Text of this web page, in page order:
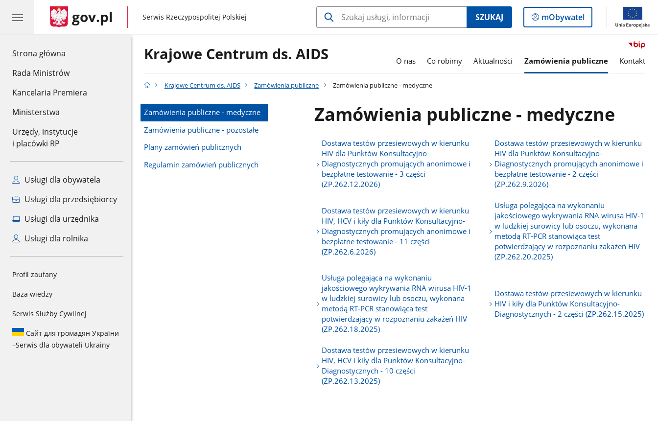
Strona główna
Rada Ministrów
Kancelaria Premiera
Ministerstwa
Urzędy, instytucje
i placówki RP
Usługi dla obywatela
Usługi dla przedsiębiorcy
Usługi dla urzędnika
Usługi dla rolnika
Profil zaufany
Baza wiedzy
Serwis Służby Cywilnej
Сайт для громадян України
–Serwis dla obywateli Ukrainy
gov.pl gov.pl
Serwis Rzeczypospolitej Polskiej SZUKAJ
Logowanie
do
mObywatel
Krajowe Centrum ds. AIDS O nas Co robimy Aktualności Zamówienia publiczne Kontakt
Krajowe Centrum ds. AIDS Zamówienia publiczne Zamówienia publiczne - medyczne
Zamówienia publiczne - medyczne
Zamówienia publiczne - pozostałe
Plany zamówień publicznych
Regulamin zamówień publicznych
Zamówienia publiczne - medyczne
Dostawa testów przesiewowych w kierunku
HIV dla Punktów Konsultacyjno-
Diagnostycznych promujących anonimowe i
bezpłatne testowanie - 3 części
(ZP.262.12.2026)
Dostawa testów przesiewowych w kierunku
HIV dla Punktów Konsultacyjno-
Diagnostycznych promujących anonimowe i
bezpłatne testowanie - 2 części
(ZP.262.9.2026)
Dostawa testów przesiewowych w kierunku
HIV, HCV i kiły dla Punktów Konsultacyjno-
Diagnostycznych promujących anonimowe i
bezpłatne testowanie - 11 części
(ZP.262.6.2026)
Usługa polegająca na wykonaniu
jakościowego wykrywania RNA wirusa HIV-1
w ludzkiej surowicy lub osoczu, wykonana
metodą RT-PCR stanowiąca test
potwierdzający w rozpoznaniu zakażeń HIV
(ZP.262.20.2025)
Usługa polegająca na wykonaniu
jakościowego wykrywania RNA wirusa HIV-1
w ludzkiej surowicy lub osoczu, wykonana
metodą RT-PCR stanowiąca test
potwierdzający w rozpoznaniu zakażeń HIV
(ZP.262.18.2025)
Dostawa testów przesiewowych w kierunku
HIV i kiły dla Punktów Konsultacyjno-
Diagnostycznych - 2 części (ZP.262.15.2025)
Dostawa testów przesiewowych w kierunku
HIV, HCV i kiły dla Punktów Konsultacyjno-
Diagnostycznych - 10 części
(ZP.262.13.2025)